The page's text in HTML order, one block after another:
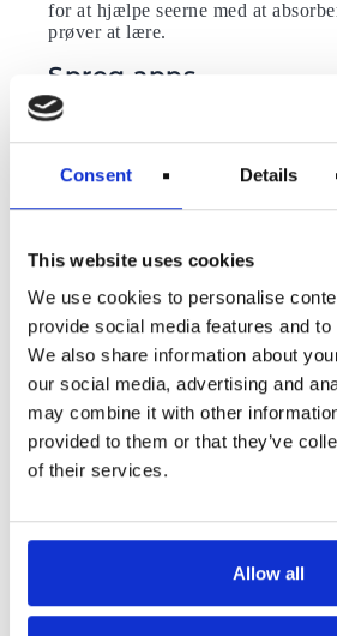
Consent Details
This website uses cookies
We use cookies to personalise
provide social media features and
We also share information about
our social media, advertising and
may combine it with other
provided to them or that they’ve
of their services.
Allow all
for at hjælpe seerne med at
prøver at lære.
Sprog apps
Et par minutter om dagen på
Duolingo ellerBabbel vil lære dig
millioner mennesker downloadet
app, der levererlektioner gennem
”At lære et sprog er generelt et
sprint,”bemærker Michaela Kron,
manager på Duolingo. ”Alle er på
og der er en stor misforståelse i, at
er flydendepå sproget.” Duolingo
dig feedback på dine
lettere for dig at forstå dine fejl.
øversproget på daglig basis, og
podcasterne til spanske og
parallelle læringsværktøjer.
sprog.Udtal ethvert objekt i dit hus
med undertekster, prøv at nulstille